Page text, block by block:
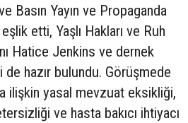
Basın Yayın ve Propaganda
etti, Yaşlı Hakları ve Ruh
Hatice Jenkins ve dernek
hazır bulundu. Görüşmede
ilişkin yasal mevzuat eksikliği,
ve hasta bakıcı ihtiyacı